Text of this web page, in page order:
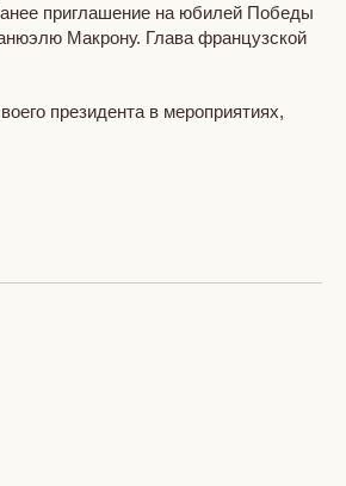
приглашение на юбилей Победы
Макрону. Глава французской
президента в мероприятиях,